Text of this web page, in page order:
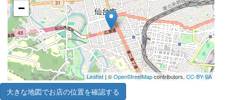
−
Leaflet| ©OpenStreetMapcontributors,CC-BY-SA
大きな地図でお店の位置を確認する